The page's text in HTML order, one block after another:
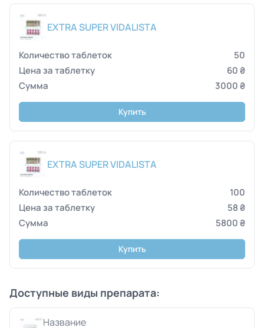
EXTRA SUPER VIDALISTA
50
60 ₴
3000 ₴
Купить
EXTRA SUPER VIDALISTA
100
58 ₴
5800 ₴
Купить
Доступные виды препарата:
Название